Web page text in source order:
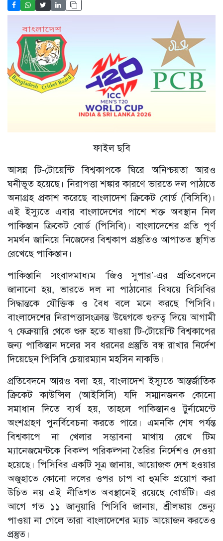
ফাইল ছবি
আসন্ন টি-টোয়েন্টি বিশ্বকাপকে ঘিরে অনিশ্চয়তা আরও
ঘনীভূত হয়েছে। নিরাপত্তা শঙ্কার কারণে ভারতে দল পাঠাতে
অনাগ্রহ প্রকাশ করেছে বাংলাদেশ ক্রিকেট বোর্ড (বিসিবি)।
এই ইস্যুতে এবার বাংলাদেশের পাশে শক্ত অবস্থান নিল
পাকিস্তান ক্রিকেট বোর্ড (পিসিবি)। বাংলাদেশের প্রতি পূর্ণ
সমর্থন জানিয়ে নিজেদের বিশ্বকাপ প্রস্তুতিও আপাতত স্থগিত
রেখেছে পাকিস্তান।
পাকিস্তানি সংবাদমাধ্যম ‘জিও সুপার’-এর প্রতিবেদনে
জানানো হয়, ভারতে দল না পাঠানোর বিষয়ে বিসিবির
সিদ্ধান্তকে যৌক্তিক ও বৈধ বলে মনে করছে পিসিবি।
বাংলাদেশের নিরাপত্তাসংক্রান্ত উদ্বেগকে গুরুত্ব দিয়ে আগামী
৭ ফেব্রুয়ারি থেকে শুরু হতে যাওয়া টি-টোয়েন্টি বিশ্বকাপের
জন্য পাকিস্তান দলের সব ধরনের প্রস্তুতি বন্ধ রাখার নির্দেশ
দিয়েছেন পিসিবি চেয়ারম্যান মহসিন নাকভি।
প্রতিবেদনে আরও বলা হয়, বাংলাদেশ ইস্যুতে আন্তর্জাতিক
ক্রিকেট কাউন্সিল (আইসিসি) যদি সম্মানজনক কোনো
সমাধান দিতে ব্যর্থ হয়, তাহলে পাকিস্তানও টুর্নামেন্টে
অংশগ্রহণ পুনর্বিবেচনা করতে পারে। এমনকি শেষ পর্যন্ত
বিশ্বকাপে না খেলার সম্ভাবনা মাথায় রেখে টিম
ম্যানেজমেন্টকে বিকল্প পরিকল্পনা তৈরির নির্দেশও দেওয়া
হয়েছে। পিসিবির একটি সূত্র জানায়, আয়োজক দেশ হওয়ার
অজুহাতে কোনো দলের ওপর চাপ বা হুমকি প্রয়োগ করা
উচিত নয় এই নীতিগত অবস্থানেই রয়েছে বোর্ডটি। এর
আগে গত ১১ জানুয়ারি পিসিবি জানায়, শ্রীলঙ্কায় ভেন্যু
পাওয়া না গেলে তারা বাংলাদেশের ম্যাচ আয়োজন করতেও
প্রস্তুত।